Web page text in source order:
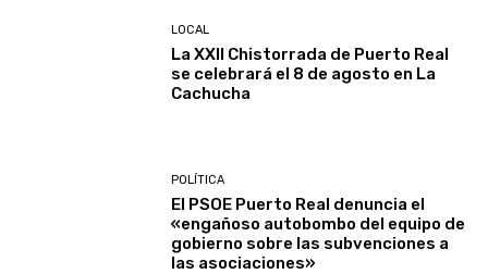
LOCAL
La XXII Chistorrada de Puerto Real
se celebrará el 8 de agosto en La
Cachucha
POLÍTICA
El PSOE Puerto Real denuncia el
«engañoso autobombo del equipo de
gobierno sobre las subvenciones a
las asociaciones»